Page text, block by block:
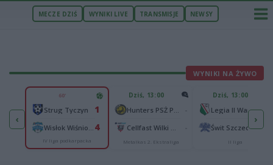
MECZE DZIŚ WYNIKI LIVE TRANSMISJE NEWSY
WYNIKI NA ŻYWO
‹
2
2
60'
Strug Tyczyn 1
4
IV liga podkarpacka
Dziś, 13:00
Metalkas 2. Ekstraliga
Dziś, 13:00
Legia II Warszawa
Świt Szczecin
II liga
›